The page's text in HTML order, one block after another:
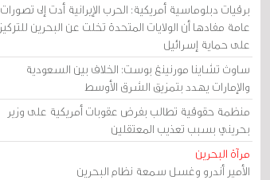
برقيات دبلوماسية أمريكية: الحرب الإيرانية أدت إلى تصورات
عامة مفادها أن الولايات المتحدة تخلت عن البحرين للتركيز
على حماية إسرائيل
ساوث تشاينا مورنينغ بوست: الخلاف بين السعودية
والإمارات يهدد بتمزيق الشرق الأوسط
منظمة حقوقية تطالب بفرض عقوبات أمريكية على وزير
بحريني بسبب تعذيب المعتقلين
مرآة البحرين
الأمير أندرو وغسل سمعة نظام البحرين